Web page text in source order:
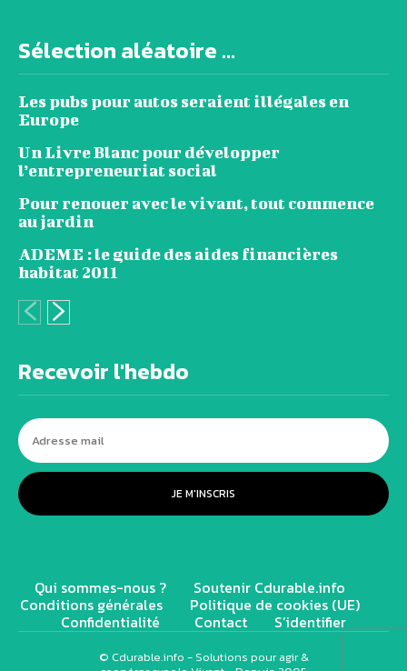
Sélection aléatoire ...
Les pubs pour autos seraient illégales en
Europe
Un Livre Blanc pour développer
l’entrepreneuriat social
Pour renouer avec le vivant, tout commence
au jardin
ADEME : le guide des aides financières
habitat 2011
Recevoir l'hebdo
JE M'INSCRIS
Qui sommes-nous ? Soutenir Cdurable.info
Conditions générales Politique de cookies (UE)
Confidentialité Contact S’identifier
© Cdurable.info - Solutions pour agir &